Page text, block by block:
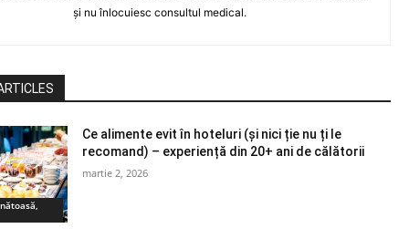
și nu înlocuiesc consultul medical.
Ce alimente evit în hoteluri (și nici ție nu ți le
recomand) – experiență din 20+ ani de călătorii
martie 2, 2026